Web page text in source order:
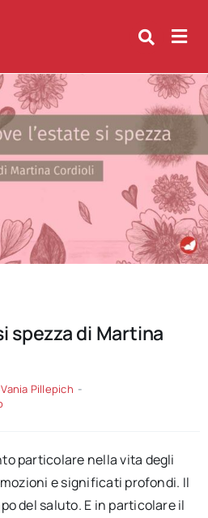
spezza di Martina
Vania Pillepich -
particolare nella vita degli
e significati profondi. Il
del saluto. E in particolare il